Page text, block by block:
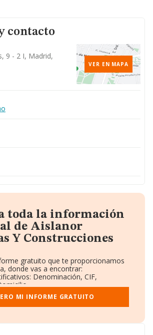
contacto
9 - 2 I, Madrid,
VER EN MAPA
toda la información
de Aislanor
Y Construcciones
gratuito que te proporcionamos
donde vas a encontrar:
Denominación, CIF,
Completo (BORME).
Evolución Ventas y Empleados.
y Administradores.
MI INFORME GRATUITO